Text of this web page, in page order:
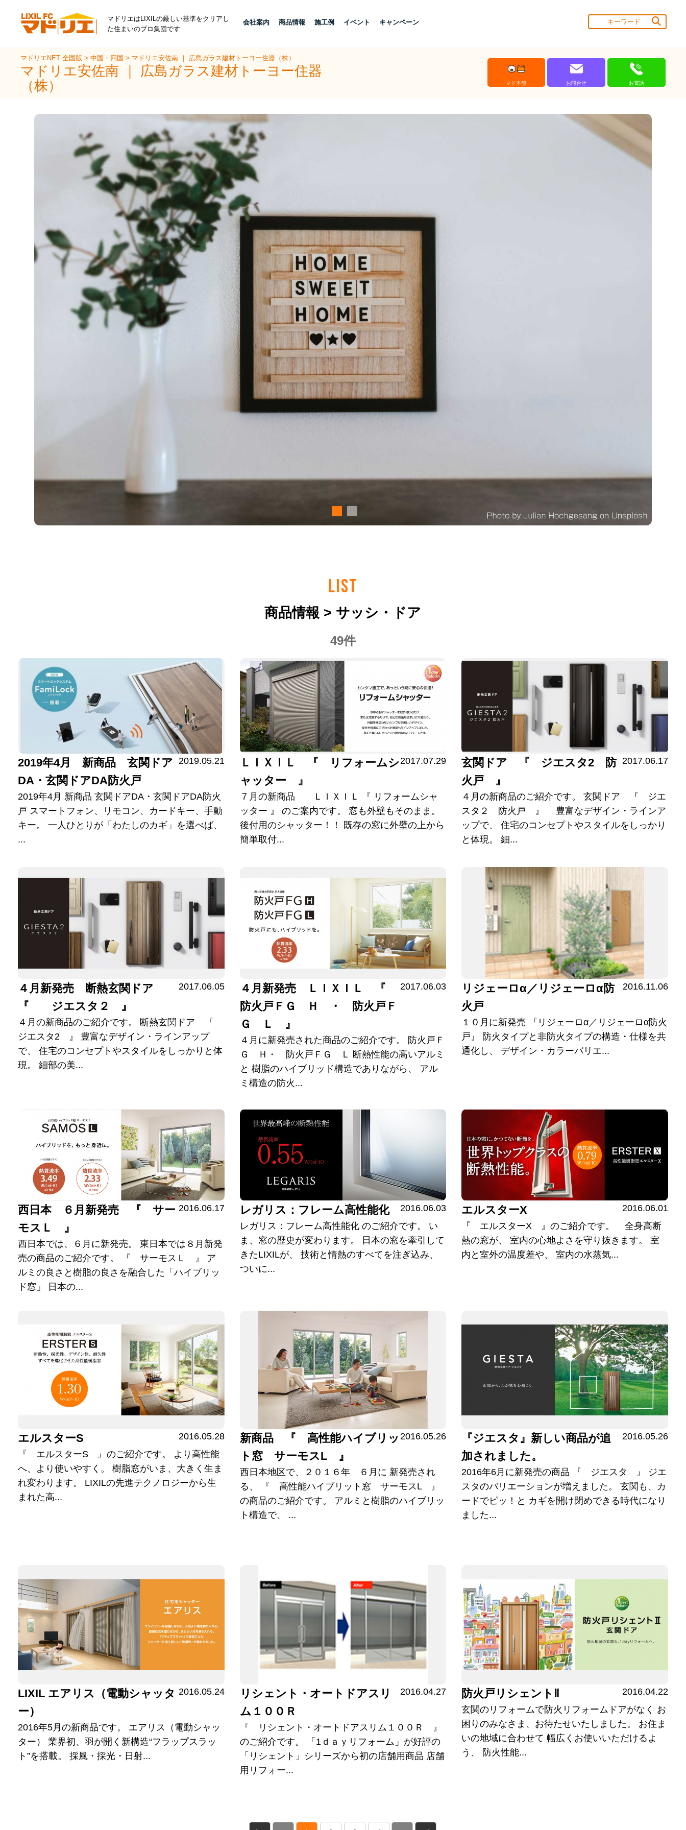
マドリエはLIXILの厳しい基準をクリアし
た住まいのプロ集団です
会社案内 商品情報 施工例 イベント キャンペーン
マドリエNET 全国版>中国・四国> マドリエ安佐南 ｜ 広島ガラス建材トーヨー住器（株）
マドリエ安佐南 ｜ 広島ガラス建材トーヨー住器
（株）
マド本舗 お問合せ お電話
LIST
商品情報 > サッシ・ドア
49件
2019年4月 新商品 玄関ドア
DA・玄関ドアDA防火戸
2019.05.21
2019年4月 新商品 玄関ドアDA・玄関ドアDA防火
戸 スマートフォン、リモコン、カードキー、手動
キー。 一人ひとりが「わたしのカギ」を選べば、
...
ＬＩＸＩＬ 『 リフォームシ
ャッター 』
2017.07.29
７月の新商品 ＬＩＸＩＬ 『 リフォームシャ
ッター 』 のご案内です。 窓も外壁もそのまま。
後付用のシャッター！！ 既存の窓に外壁の上から
簡単取付...
玄関ドア 『 ジエスタ2 防
火戸 』
2017.06.17
４月の新商品のご紹介です。 玄関ドア 『 ジエ
スタ２ 防火戸 』 豊富なデザイン・ラインア
ップで、 住宅のコンセプトやスタイルをしっかり
と体現。 細...
４月新発売 断熱玄関ドア
『 ジエスタ２ 』
2017.06.05
４月の新商品のご紹介です。 断熱玄関ドア 『
ジエスタ2 』 豊富なデザイン・ラインアップ
で、 住宅のコンセプトやスタイルをしっかりと体
現。 細部の美...
４月新発売 ＬＩＸＩＬ 『
防火戸ＦＧ Ｈ ・ 防火戸Ｆ
Ｇ Ｌ 』
2017.06.03
４月に新発売された商品のご紹介です。 防火戸Ｆ
Ｇ Ｈ・ 防火戸ＦＧ Ｌ 断熱性能の高いアルミ
と 樹脂のハイブリッド構造でありながら、 アル
ミ構造の防火...
リジェーロα／リジェーロα防
火戸
2016.11.06
１０月に新発売 『リジェーロα／リジェーロα防火
戸』 防火タイプと非防火タイプの構造・仕様を共
通化し、 デザイン・カラーバリエ...
西日本 ６月新発売 『 サー
モスＬ 』
2016.06.17
西日本では、６月に新発売。 東日本では８月新発
売の商品のご紹介です。 『 サーモスＬ 』 ア
ルミの良さと樹脂の良さを融合した「ハイブリッ
ド窓」 日本の...
レガリス：フレーム高性能化
2016.06.03
レガリス：フレーム高性能化 のご紹介です。 い
ま、窓の歴史が変わります。 日本の窓を牽引して
きたLIXILが、 技術と情熱のすべてを注ぎ込み、
ついに...
エルスターX
2016.06.01
『 エルスターX 』のご紹介です。 全身高断
熱の窓が、 室内の心地よさを守り抜きます。 室
内と室外の温度差や、 室内の水蒸気...
エルスターS
2016.05.28
『 エルスターS 』のご紹介です。 より高性能
へ、より使いやすく。 樹脂窓がいま、大きく生ま
れ変わります。 LIXILの先進テクノロジーから生
まれた高...
新商品 『 高性能ハイブリッ
ト窓 サーモスL 』
2016.05.26
西日本地区で、２０１６年 ６月に 新発売され
る、 『 高性能ハイブリット窓 サーモスL 』
の商品のご紹介です。 アルミと樹脂のハイブリッ
ト構造で、 ...
『ジエスタ』新しい商品が追
加されました。
2016.05.26
2016年6月に新発売の商品 『 ジエスタ 』 ジエ
スタのバリエーションが増えました。 玄関も、カ
ードでピッ！と カギを開け閉めできる時代になり
ました...
LIXIL エアリス（電動シャッタ
ー）
2016.05.24
2016年5月の新商品です。 エアリス（電動シャッ
ター） 業界初、羽が開く新構造“フラップスラッ
ト”を搭載。 採風・採光・日射...
リシェント・オートドアスリ
ム１００Ｒ
2016.04.27
『 リシェント・オートドアスリム１００Ｒ 』
のご紹介です。 「1ｄａｙリフォーム」が好評の
「リシェント」シリーズから初の店舗用商品 店舗
用リフォー...
防火戸リシェントⅡ
2016.04.22
玄関のリフォームで防火リフォームドアがなく お
困りのみなさま、お待たせいたしました。 お住ま
いの地域に合わせて 幅広くお使いいただけるよ
う、 防火性能...